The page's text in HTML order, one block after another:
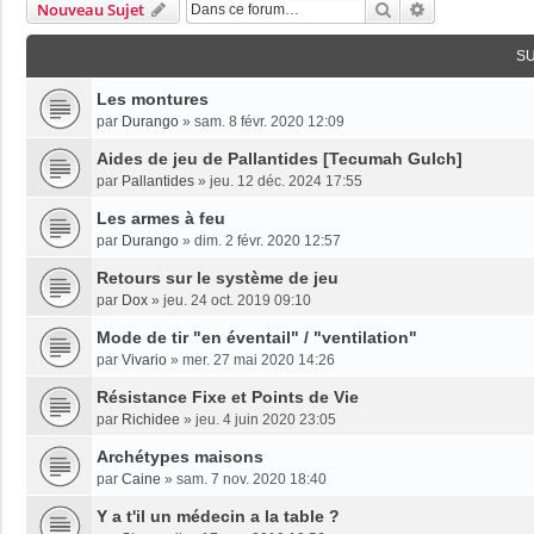
Nouveau Sujet Rechercher
Les montures
par Durango » sam. 8 févr. 2020 12:09
Aides de jeu de Pallantides [Tecumah Gulch]
par Pallantides » jeu. 12 déc. 2024 17:55
Les armes à feu
par Durango » dim. 2 févr. 2020 12:57
Retours sur le système de jeu
par Dox » jeu. 24 oct. 2019 09:10
Mode de tir "en éventail" / "ventilation"
par Vivario » mer. 27 mai 2020 14:26
Résistance Fixe et Points de Vie
par Richidee » jeu. 4 juin 2020 23:05
Archétypes maisons
par Caine » sam. 7 nov. 2020 18:40
Y a t'il un médecin a la table ?